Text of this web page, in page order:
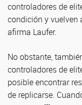
controladores de
condición y vuelven
afirma Laufer.
No obstante,
controladores de
posible encontrar
de replicarse.